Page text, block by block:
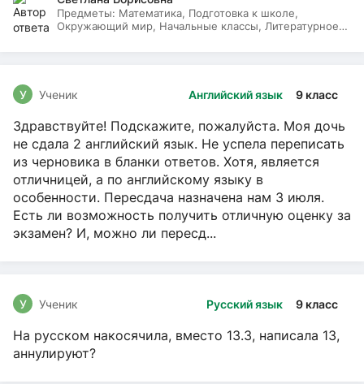
Предметы: Математика, Подготовка к школе,
Окружающий мир, Начальные классы, Литературное
Английский язык 9 класс
У Ученик
Здравствуйте! Подскажите, пожалуйста. Моя дочь
не сдала 2 английский язык. Не успела переписать
из черновика в бланки ответов. Хотя, является
отличницей, а по английскому языку в
особенности. Пересдача назначена нам 3 июля.
Есть ли возможность получить отличную оценку за
экзамен? И, можно ли пересд...
Русский язык 9 класс
У Ученик
На русском накосячила, вместо 13.3, написала 13,
аннулируют?